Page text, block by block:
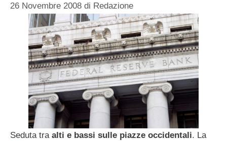
26 Novembre 2008 di Redazione
Seduta tra alti e bassi sulle piazze occidentali. La